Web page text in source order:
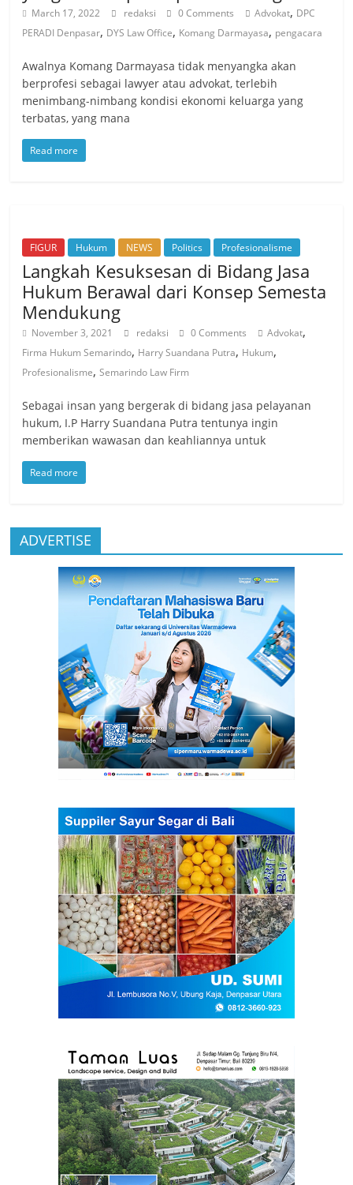
March 17, 2022 redaksi 0 Comments Advokat, DPC
PERADI Denpasar, DYS Law Office, Komang Darmayasa, pengacara
Awalnya Komang Darmayasa tidak menyangka akan
berprofesi sebagai lawyer atau advokat, terlebih
menimbang-nimbang kondisi ekonomi keluarga yang
terbatas, yang mana
Read more
FIGUR Hukum NEWS Politics Profesionalisme
Langkah Kesuksesan di Bidang Jasa
Hukum Berawal dari Konsep Semesta
Mendukung
November 3, 2021 redaksi 0 Comments Advokat,
Firma Hukum Semarindo, Harry Suandana Putra, Hukum,
Profesionalisme,Semarindo Law Firm
Sebagai insan yang bergerak di bidang jasa pelayanan
hukum, I.P Harry Suandana Putra tentunya ingin
memberikan wawasan dan keahliannya untuk
Read more
ADVERTISE